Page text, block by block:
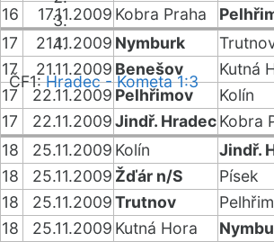
ČF1:Hradec - Kometa 1:3
16
17.11.2009 Kobra Praha
17
21.11.2009 Nymburk
17
21.11.2009 Benešov Kutná
17
22.11.2009 Pelhřimov Kolín
17
22.11.2009Jindř. HradecKobra
18
25.11.2009 Kolín Jindř.
18
25.11.2009 Žďár n/S Písek
18
25.11.2009Trutnov
18
25.11.2009 Kutná Hora